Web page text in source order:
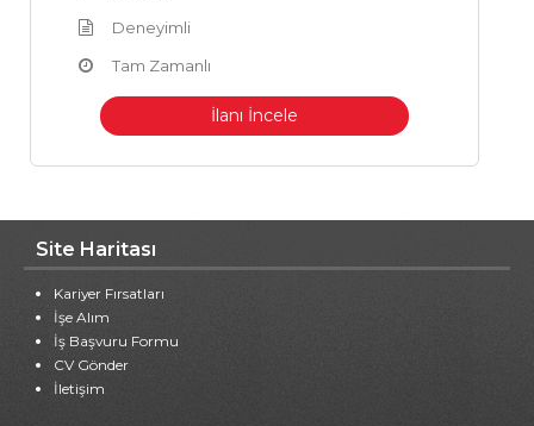
Deneyimli
Tam Zamanlı
İlanı İncele
Site Haritası
Kariyer Fırsatları
İşe Alım
İş Başvuru Formu
CV Gönder
İletişim